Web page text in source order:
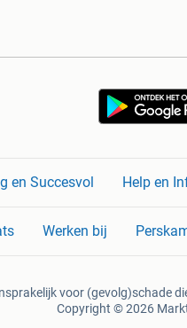
en Succesvol Help en
Werken bij
voor (gevolg)schade
Copyright © 2026